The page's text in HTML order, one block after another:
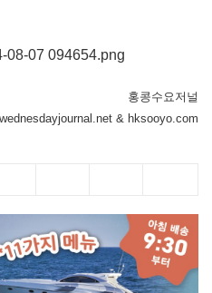
홍콩수요저널
& hksooyo.com